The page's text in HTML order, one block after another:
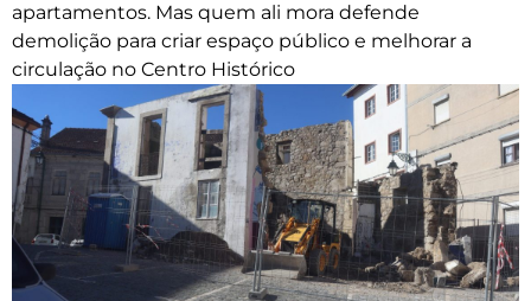
apartamentos. Mas quem ali mora defende
demolição para criar espaço público e melhorar a
circulação no Centro Histórico